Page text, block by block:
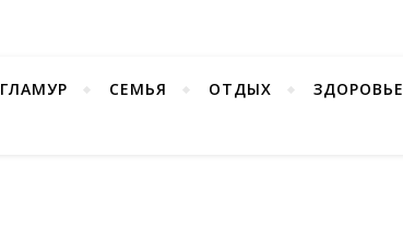
ГЛАМУР СЕМЬЯ ОТДЫХ ЗДОРОВЬЕ